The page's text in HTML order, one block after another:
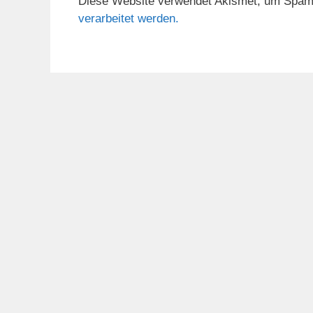
verarbeitet werden.